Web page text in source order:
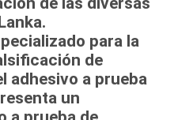
para la
de
adhesivo a prueba
un